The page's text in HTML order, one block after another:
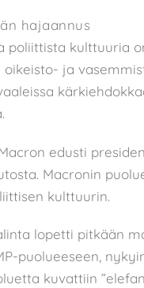
hajaannus
poliittista kulttuuria
oikeisto- ja
edusti
Macronin
kulttuurin.
lopetti pitkään
puolueeseen,
kuvattiin